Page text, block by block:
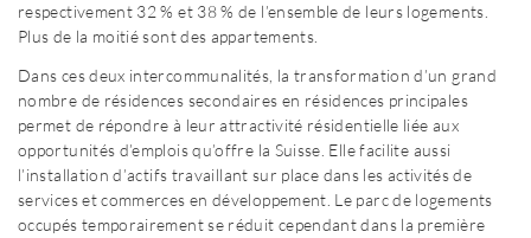
respectivement 32 % et 38 % de l’ensemble de leurs logements.
Plus de la moitié sont des appartements.
Dans ces deux intercommunalités, la transformation d’un grand
nombre de résidences secondaires en résidences principales
permet de répondre à leur attractivité résidentielle liée aux
opportunités d’emplois qu’offre la Suisse. Elle facilite aussi
l’installation d’actifs travaillant sur place dans les activités de
services et commerces en développement. Le parc de logements
occupés temporairement se réduit cependant dans la première